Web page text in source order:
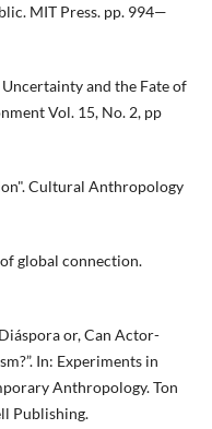
MIT Press. pp. 994—
and the Fate of
Vol. 15, No. 2, pp
Cultural Anthropology
of global connection.
Diáspora or, Can Actor-
In: Experiments in
Anthropology. Ton
Publishing.